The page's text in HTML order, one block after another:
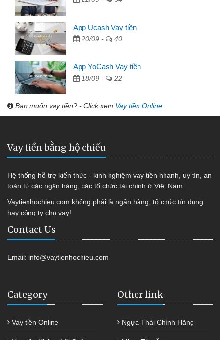
App Ucash Vay tiền
20/09 - 40
App YoCash Vay tiền
18/09 - 22
Bạn muốn vay tiền? - Click xem Vay tiền Online
Vay tiền bằng hộ chiếu
Hệ thống hỗ trợ kiến thức - kinh nghiệm vay tiền nhanh, uy tín, an
toàn từ các ngân hàng, các tổ chức tài chính ở Việt Nam.
Vaytienhochieu.com không phải là ngân hàng, tổ chức tín dụng
hay công ty cho vay!
Contact Us
Email: info@vaytienhochieu.com
Category
Vay tiền Online
Other link
Ngựa Thái Chính Hãng